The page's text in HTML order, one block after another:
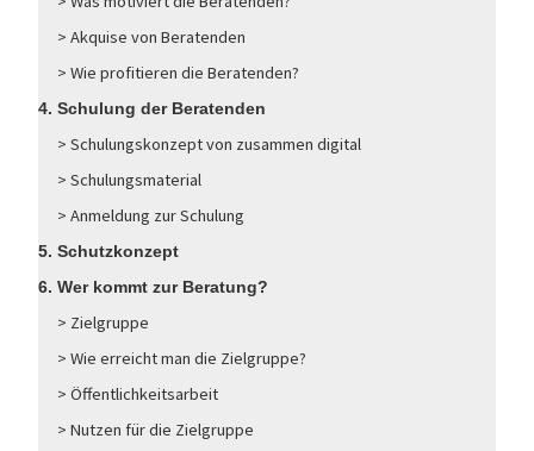
> Akquise von Beratenden
> Wie profitieren die Beratenden?
4. Schulung der Beratenden
> Schulungskonzept von zusammen digital
> Schulungsmaterial
> Anmeldung zur Schulung
5. Schutzkonzept
6. Wer kommt zur Beratung?
> Zielgruppe
> Wie erreicht man die Zielgruppe?
> Öffentlichkeitsarbeit
> Nutzen für die Zielgruppe